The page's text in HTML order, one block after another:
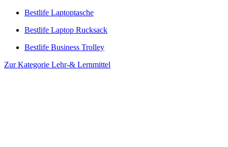
Bestlife Laptoptasche
Bestlife Laptop Rucksack
Bestlife Business Trolley
Zur Kategorie Lehr-& Lernmittel